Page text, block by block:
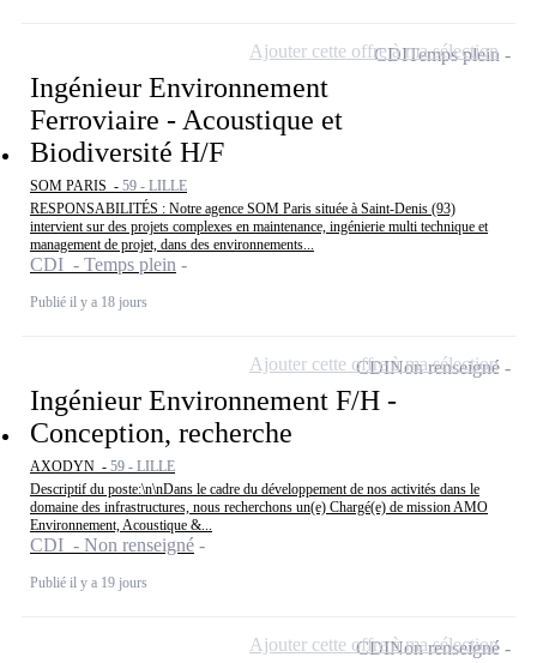
Ingénieur Environnement
Ferroviaire - Acoustique et
Biodiversité H/F
SOM PARIS - 59 - LILLE
RESPONSABILITÉS : Notre agence SOM Paris située à Saint-Denis (93)
intervient sur des projets complexes en maintenance, ingénierie multi technique et
management de projet, dans des environnements...
CDI - Temps plein
Publié il y a 18 jours
CDITemps plein
Ajouter cette offre à ma sélection
Ingénieur Environnement F/H -
Conception, recherche
AXODYN - 59 - LILLE
Descriptif du poste:\n\nDans le cadre du développement de nos activités dans le
domaine des infrastructures, nous recherchons un(e) Chargé(e) de mission AMO
Environnement, Acoustique &...
CDI - Non renseigné
Publié il y a 19 jours
CDINon renseigné
Ajouter cette offre à ma sélection
CDINon renseigné
Ajouter cette offre à ma sélection